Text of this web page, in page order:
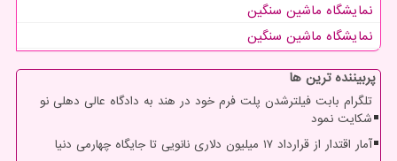
نمایشگاه ماشین سنگین
نمایشگاه ماشین سنگین
پربیننده ترین ها
تلگرام بابت فیلترشدن پلت فرم خود در هند به دادگاه عالی دهلی نو
شکایت نمود
آمار اقتدار از قرارداد ۱۷ میلیون دلاری نانویی تا جایگاه چهارمی دنیا